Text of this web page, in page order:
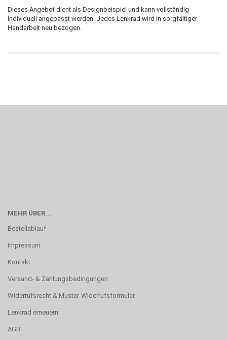
Dieses Angebot dient als Designbeispiel und kann vollständig
individuell angepasst werden. Jedes Lenkrad wird in sorgfältiger
Handarbeit neu bezogen.
MEHR ÜBER...
Bestellablauf
Impressum
Kontakt
Versand- & Zahlungsbedingungen
Widerrufsrecht & Muster-Widerrufsformular
Lenkrad erneuern
AGB